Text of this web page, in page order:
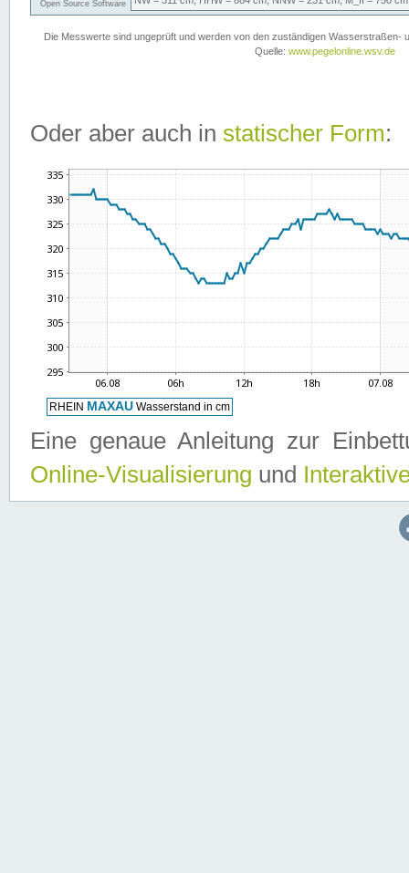
Oder aber auch in statischer Form:
Eine genaue Anleitung zur
Online-Visualisierung und